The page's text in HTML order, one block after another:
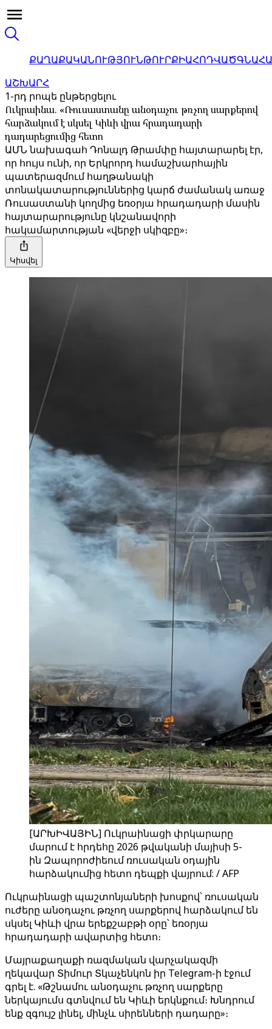
ՔԱՂԱՔԱԿԱՆՈՒԹՅՈՒՆԹՈՒՐՔԻԱՀՈԴՎԱԾ
ԱՇԽԱՐՀ
1-րդ րոպե ընթերցելու
Ուկրաինա. «Ռուսաստանը անօդաչու թռչող սարքերով
հարձակում է սկսել Կիևի վրա հրադադարի
դադարեցումից հետո
ԱՄՆ նախագահ Դոնալդ Թրամփը հայտարարել էր,
որ հույս ունի, որ Երկրորդ համաշխարհային
պատերազմում հաղթանակի
տոնակատարություններից կարճ ժամանակ առաջ
Ռուսաստանի կողմից եռօրյա հրադադարի մասին
հայտարարությունը կնշանավորի
հակամարտության «վերջի սկիզբը»։
Կիսվել
[ԱՐԽԻՎԱՅԻՆ] Ուկրաինացի փրկարարը
մարում է հրդեհը 2026 թվականի մայիսի 5-
ին Զապորոժիեում ռուսական օդային
հարձակումից հետո դեպքի վայրում: / AFP
Ուկրաինացի պաշտոնյաների խոսքով՝ ռուսական
ուժերը անօդաչու թռչող սարքերով հարձակում են
սկսել Կիևի վրա երեքշաբթի օրը՝ եռօրյա
հրադադարի ավարտից հետո։
Մայրաքաղաքի ռազմական վարչակազմի
ղեկավար Տիմուր Տկաչենկոն իր Telegram-ի էջում
գրել է. «Թշնամու անօդաչու թռչող սարքերը
ներկայումս գտնվում են Կիևի երկնքում։ Խնդրում
ենք զգույշ լինել, մինչև սիրենների դադարը»։